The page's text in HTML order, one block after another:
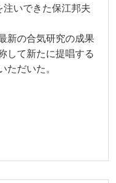
注いできた保江邦夫
新の合気研究の成果
して新たに提唱する
だいた。